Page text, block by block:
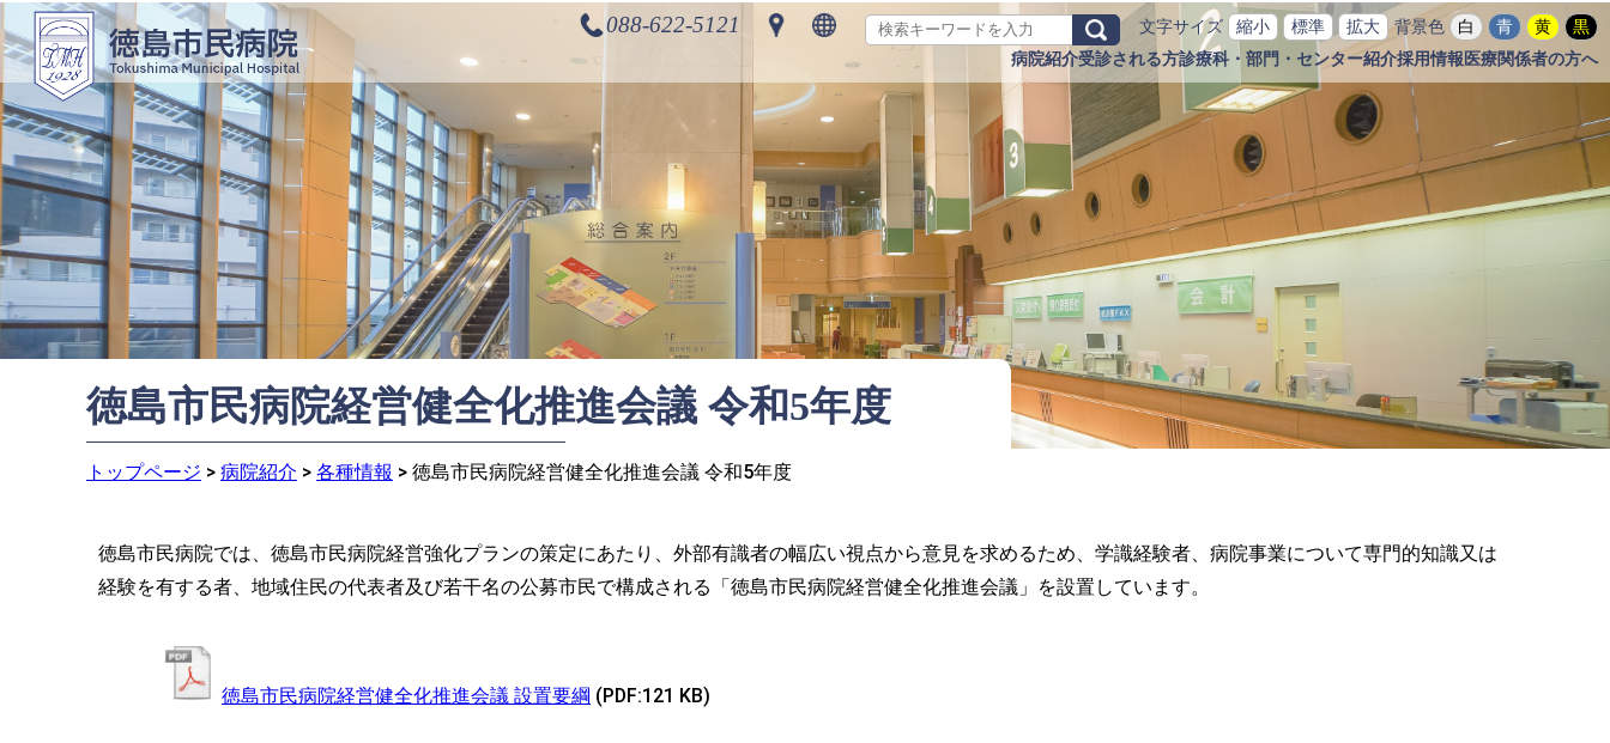
088-622-5121 文字サイズ 縮小 標準 拡大 背景色 白 青 黄
黒
病院紹介受診される方診療科・部門・センター紹介採用情報医療関係者の方へ
徳島市民病院経営健全化推進会議 令和5年度
トップページ > 病院紹介 > 各種情報 > 徳島市民病院経営健全化推進会議 令和5年度
徳島市民病院では、徳島市民病院経営強化プランの策定にあたり、外部有識者の幅広い視点から意見を求めるため、学識経験者、病院事業について専門的知識又は
経験を有する者、地域住民の代表者及び若干名の公募市民で構成される「徳島市民病院経営健全化推進会議」を設置しています。
徳島市民病院経営健全化推進会議 設置要綱 (PDF:121 KB)